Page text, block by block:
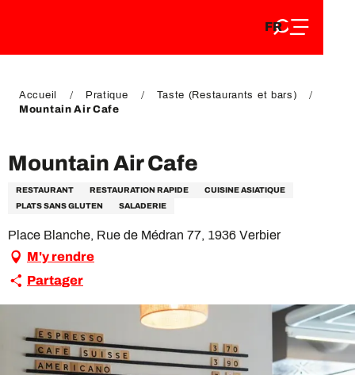
DE
FR
EN
Accueil Pratique
Taste (Restaurants et bars)
Mountain Air Cafe
Mountain Air Cafe
RESTAURANT RESTAURATION RAPIDE
CUISINE ASIATIQUE
PLATS SANS GLUTEN
SALADERIE
Place Blanche, Rue de Médran 77, 1936 Verbier
M'y rendre
Partager